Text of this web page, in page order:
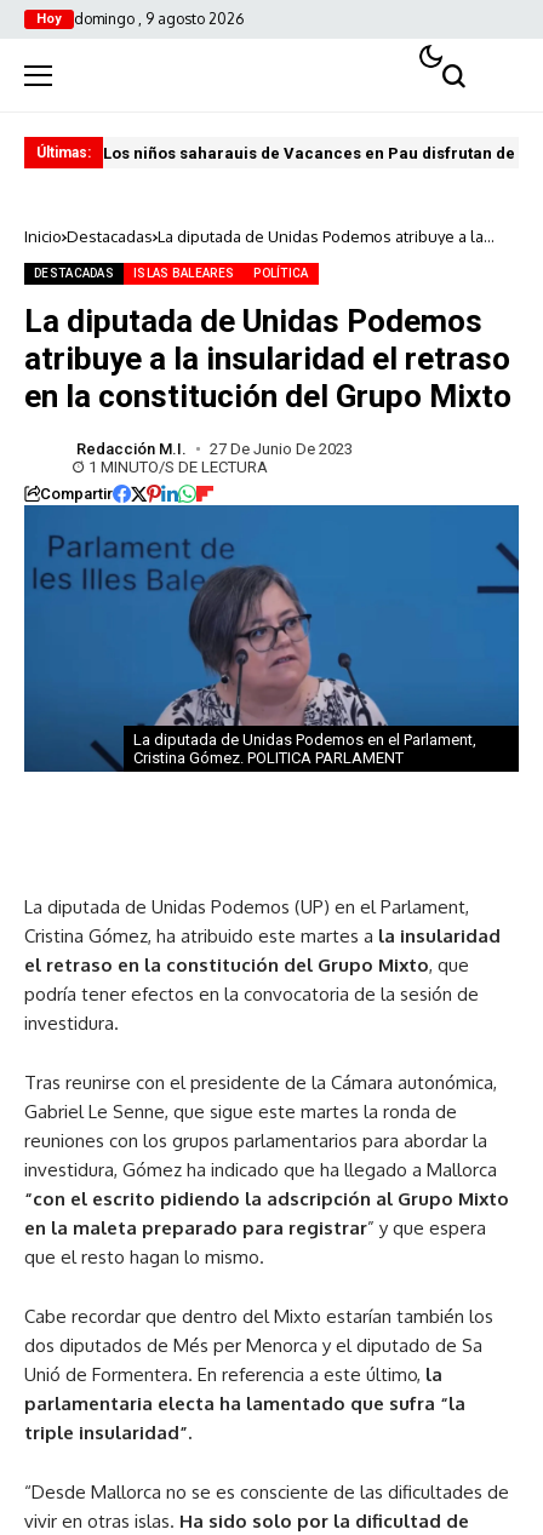
Hoy domingo , 9 agosto 2026
Últimas: Los niños saharauis de Vacances en Pau disfrutan de
Inicio Destacadas La diputada de Unidas Podemos atribuye a la
Grupo Mixto
DESTACADAS ISLAS BALEARES POLÍTICA
La diputada de Unidas Podemos
atribuye a la insularidad el retraso
en la constitución del Grupo Mixto
Redacción M.I.
27 De Junio De 2023
1 MINUTO/S DE LECTURA
Compartir
La diputada de Unidas Podemos en el Parlament,
Cristina Gómez. POLITICA PARLAMENT
La diputada de Unidas Podemos (UP) en el Parlament,
Cristina Gómez, ha atribuido este martes a la insularidad
el retraso en la constitución del Grupo Mixto, que
podría tener efectos en la convocatoria de la sesión de
investidura.
Tras reunirse con el presidente de la Cámara autonómica,
Gabriel Le Senne, que sigue este martes la ronda de
reuniones con los grupos parlamentarios para abordar la
investidura, Gómez ha indicado que ha llegado a Mallorca
“con el escrito pidiendo la adscripción al Grupo Mixto
en la maleta preparado para registrar” y que espera
que el resto hagan lo mismo.
Cabe recordar que dentro del Mixto estarían también los
dos diputados de Més per Menorca y el diputado de Sa
Unió de Formentera. En referencia a este último, la
parlamentaria electa ha lamentado que sufra “la
triple insularidad”.
“Desde Mallorca no se es consciente de las dificultades de
vivir en otras islas. Ha sido solo por la dificultad de